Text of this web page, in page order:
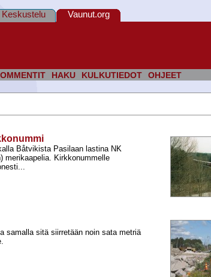
HAKU KULKUTIEDOT OHJEET
Keskustelu Vaunut.org
Båtvikista Pasilaan lastina NK
merikaapelia. Kirkkonummelle
samalla sitä siirretään noin sata metriä